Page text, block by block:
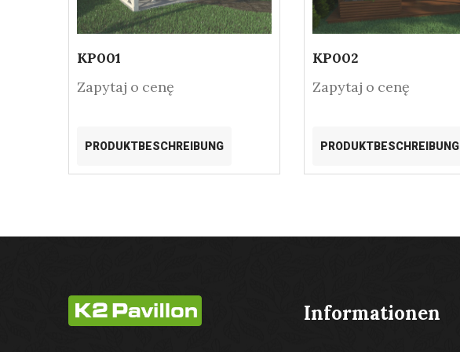
KP001
Zapytaj o cenę
PRODUKTBESCHREIBUNG
KP002
Zapytaj o cenę
PRODUKTBESCHREIBUNG
Informationen